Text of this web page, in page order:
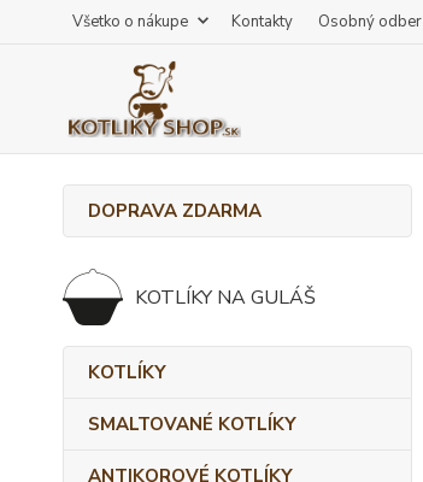
Všetko o nákupe Kontakty Osobný odber
DOPRAVA ZDARMA
KOTLÍKY NA GULÁŠ
KOTLÍKY
SMALTOVANÉ KOTLÍKY
ANTIKOROVÉ KOTLÍKY